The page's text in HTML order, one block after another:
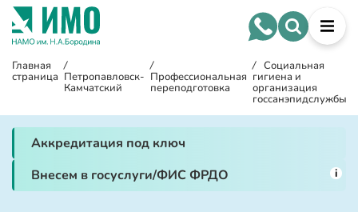
Главная
страница
/
Петропавловск-
Камчатский
/
Профессиональная
переподготовка
/ Социальная
гигиена и
организация
госсанэпидслужбы
Аккредитация под ключ
Внесем в госуслуги/ФИС ФРДО
i